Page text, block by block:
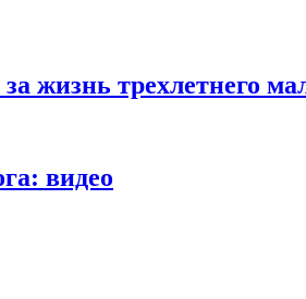
жизнь трехлетнего
видео